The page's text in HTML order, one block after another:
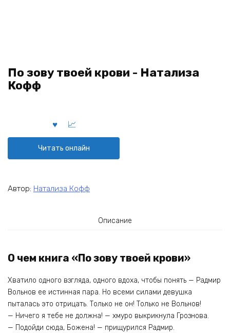
По зову твоей крови - Натализа
Кофф
Читать онлайн
Автор: Натализа Кофф
Описание
О чем книга «По зову твоей крови»
Хватило одного взгляда, одного вдоха, чтобы понять — Радмир
Вольнов ее истинная пара. Но всеми силами девушка
пыталась это отрицать. Только не он! Только не Вольнов!
— Ничего я тебе не должна! — хмуро выкрикнула Грознова.
— Подойди сюда, Божена! — прищурился Радмир.